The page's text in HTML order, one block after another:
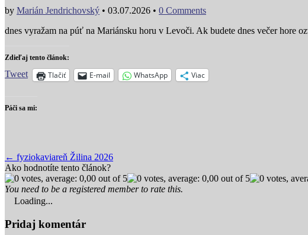
by Marián Jendrichovský • 03.07.2026 • 0 Comments
dnes vyražam na púť na Mariánsku horu v Levoči. Ak budete dnes večer hore
Zdieľaj tento článok:
Tweet Tlačiť E-mail WhatsApp Viac
Páči sa mi:
Post
navigation
← fyziokaviareň Žilina 2026
Ako hodnotíte tento článok?
You need to be a registered member to rate this.
Loading...
Pridaj komentár